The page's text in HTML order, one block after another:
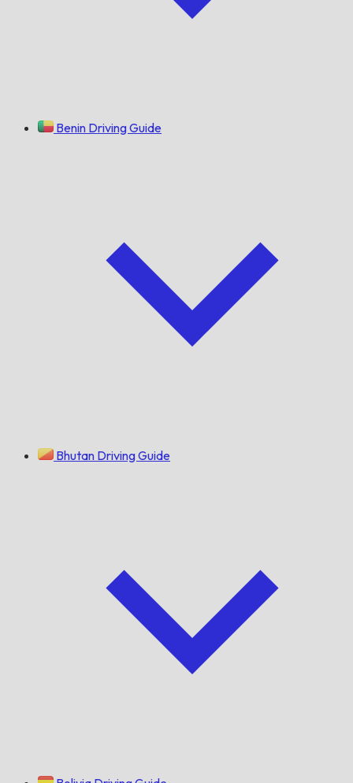
Benin Driving Guide
Bhutan Driving Guide